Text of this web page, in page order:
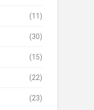
(11)
(30)
(15)
(22)
(23)